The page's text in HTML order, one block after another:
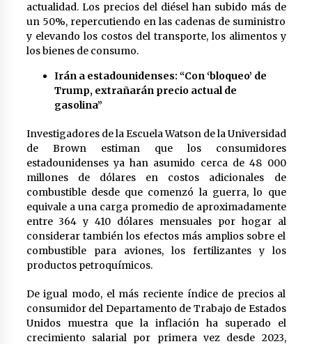
Milei vuelve a insultar a Lula y desafía las
críticas de Brasil
3 días atrás
Petro: “Genocida” Netanyahu está detrás de
crisis migratoria en España
3 días atrás
Lula da Silva oficializa su candidatura a la
reelección en Brasil
3 días atrás
El resurgimiento del socialismo
3 días atrás
actualidad. Los precios del diésel han subido más de
un 50%, repercutiendo en las cadenas de suministro
y elevando los costos del transporte, los alimentos y
los bienes de consumo.
Irán a estadounidenses: “Con ‘bloqueo’ de
Trump, extrañarán precio actual de
gasolina”
Investigadores de la Escuela Watson de la Universidad
de Brown estiman que los consumidores
estadounidenses ya han asumido cerca de 48 000
millones de dólares en costos adicionales de
combustible desde que comenzó la guerra, lo que
equivale a una carga promedio de aproximadamente
entre 364 y 410 dólares mensuales por hogar al
considerar también los efectos más amplios sobre el
combustible para aviones, los fertilizantes y los
productos petroquímicos.
De igual modo, el más reciente índice de precios al
consumidor del Departamento de Trabajo de Estados
Unidos muestra que la inflación ha superado el
crecimiento salarial por primera vez desde 2023,